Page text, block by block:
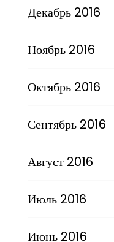
Декабрь 2016
Ноябрь 2016
Октябрь 2016
Сентябрь 2016
Август 2016
Июль 2016
Июнь 2016